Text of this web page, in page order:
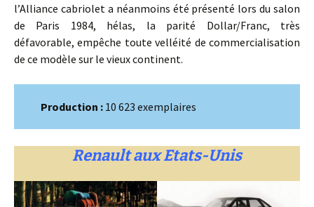
l’Alliance cabriolet a néanmoins été présenté lors du salon
de Paris 1984, hélas, la parité Dollar/Franc, très
défavorable, empêche toute velléité de commercialisation
de ce modèle sur le vieux continent.
Production : 10 623 exemplaires
Renault aux Etats-Unis